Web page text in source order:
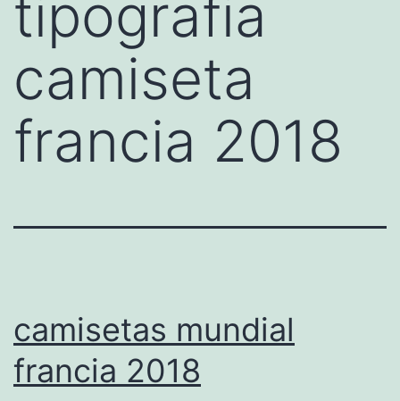
tipografia
camiseta
francia 2018
camisetas mundial
francia 2018